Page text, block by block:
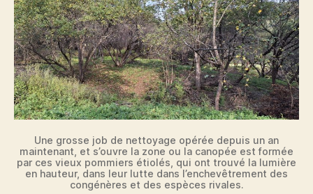
Une grosse job de nettoyage opérée depuis un an
maintenant, et s’ouvre la zone ou la canopée est formée
par ces vieux pommiers étiolés, qui ont trouvé la lumière
en hauteur, dans leur lutte dans l’enchevêtrement des
congénères et des espèces rivales.